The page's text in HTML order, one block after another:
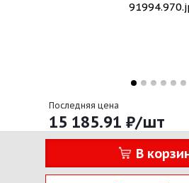
Последняя цена
15 185.91 ₽/шт
В